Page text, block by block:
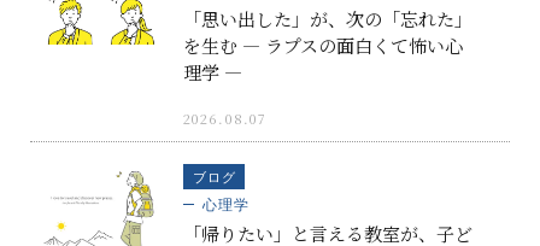
「思い出した」が、次の「忘れた」
を生む ― ラプスの面白くて怖い心
理学 ―
2026.08.07
ブログ
心理学
「帰りたい」と言える教室が、子ど